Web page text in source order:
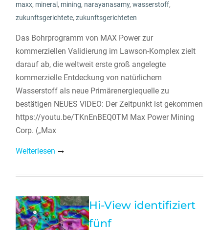
maxx, mineral , mining, narayanasamy, wasserstoff,
zukunftsgerichtete, zukunftsgerichteten
Das Bohrprogramm von MAX Power zur
kommerziellen Validierung im Lawson-Komplex zielt
darauf ab, die weltweit erste groß angelegte
kommerzielle Entdeckung von natürlichem
Wasserstoff als neue Primärenergiequelle zu
bestätigen NEUES VIDEO: Der Zeitpunkt ist gekommen
https://youtu.be/TKnEnBEQ0TM Max Power Mining
Corp. („Max
Weiterlesen
Hi-View identifiziert
fünf